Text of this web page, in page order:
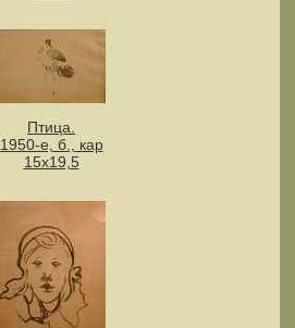
Птица.
1950-е, б., кар
15х19,5